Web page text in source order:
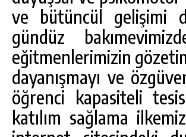
ve bütüncül gelişimi
gündüz
eğitmenlerimizin
dayanışmayı ve
öğrenci kapasiteli
katılım sağlama